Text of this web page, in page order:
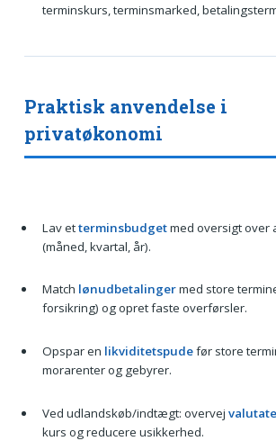
terminskurs, terminsmarked,
Praktisk anvendelse i
privatøkonomi
Lav etterminsbudgetmed oversigt over
(måned, kvartal, år).
Match lønudbetalingermed store
forsikring) og opret faste overførsler.
Opspar en likviditetspudefør store
morarenter og gebyrer.
Ved udlandskøb/indtægt: overvej
kurs og reducere usikkerhed.